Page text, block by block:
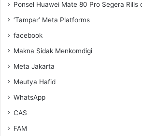
Ponsel Huawei Mate 80 Pro Segera Rilis
‘Tampar’ Meta Platforms
facebook
Makna Sidak Menkomdigi
Meta Jakarta
Meutya Hafid
WhatsApp
CAS
FAM